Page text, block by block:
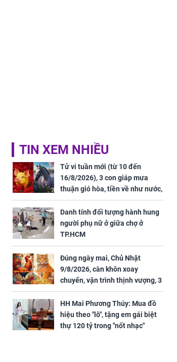
TIN XEM NHIỀU
Tử vi tuần mới (từ 10 đến
16/8/2026), 3 con giáp mưa
thuận gió hòa, tiền về như nước,
bạc vàng dư dả, Phú Quý Vinh
Hoa, vận trình khai sáng
Danh tính đối tượng hành hung
người phụ nữ ở giữa chợ ở
TP.HCM
Đúng ngày mai, Chủ Nhật
9/8/2026, càn khôn xoay
chuyển, vận trình thịnh vượng, 3
con giáp nhận phúc khí nhà trời,
tình tiền đỏ như son, vận may
hanh thông
HH Mai Phương Thúy: Mua đồ
hiệu theo "lô", tặng em gái biệt
thự 120 tỷ trong "nốt nhạc"